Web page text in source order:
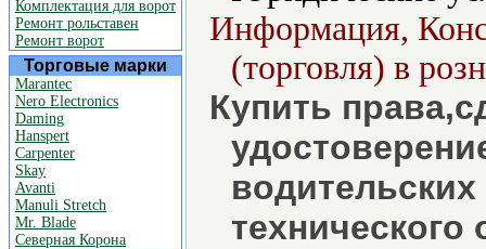
Комплектация для ворот
Ремонт рольставен
Ремонт ворот
Торговые марки
Marantec
Nero Electronics
Daming
Hanspert
Carpenter
Skay
Avanti
Manuli Stretch
Mr. Blade
Северная Корона
Информация,
(торговля) в
Купить
технического